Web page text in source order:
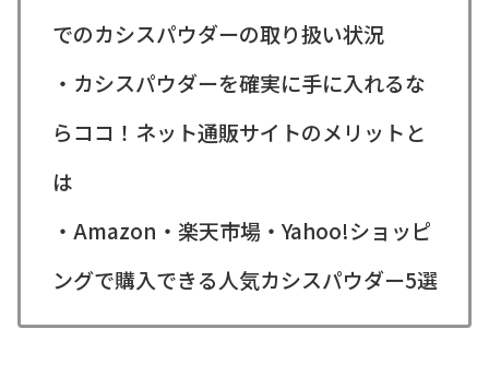
でのカシスパウダーの取り扱い状況
・カシスパウダーを確実に手に入れるな
らココ！ネット通販サイトのメリットと
は
・Amazon・楽天市場・Yahoo!ショッピ
ングで購入できる人気カシスパウダー5選